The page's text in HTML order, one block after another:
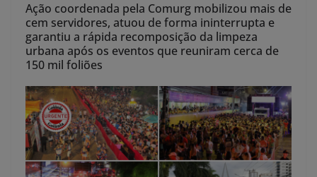
Ação coordenada pela Comurg mobilizou mais de
cem servidores, atuou de forma ininterrupta e
garantiu a rápida recomposição da limpeza
urbana após os eventos que reuniram cerca de
150 mil foliões